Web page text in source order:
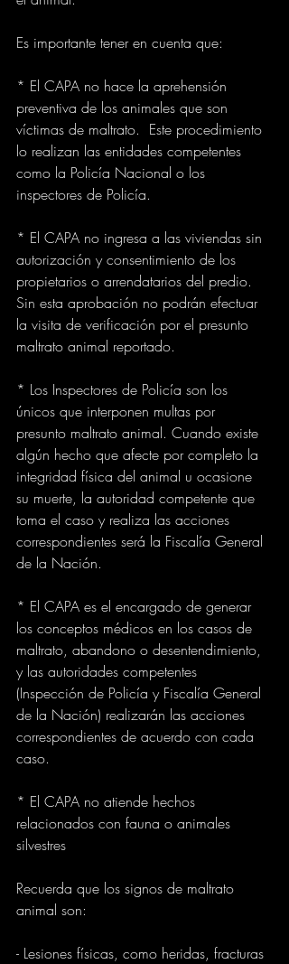
Es importante tener en cuenta que:
* El CAPA no hace la aprehensión
preventiva de los animales que son
víctimas de maltrato.  Este procedimiento
lo realizan las entidades competentes
como la Policía Nacional o los
inspectores de Policía.
* El CAPA no ingresa a las viviendas sin
autorización y consentimiento de los
propietarios o arrendatarios del predio.
Sin esta aprobación no podrán efectuar
la visita de verificación por el presunto
maltrato animal reportado.
* Los Inspectores de Policía son los
únicos que interponen multas por
presunto maltrato animal. Cuando existe
algún hecho que afecte por completo la
integridad física del animal u ocasione
su muerte, la autoridad competente que
toma el caso y realiza las acciones
correspondientes será la Fiscalía General
de la Nación.
* El CAPA es el encargado de generar
los conceptos médicos en los casos de
maltrato, abandono o desentendimiento,
y las autoridades competentes
(Inspección de Policía y Fiscalía General
de la Nación) realizarán las acciones
correspondientes de acuerdo con cada
caso.
* El CAPA no atiende hechos
relacionados con fauna o animales
silvestres
Recuerda que los signos de maltrato
animal son:
- Lesiones físicas, como heridas, fracturas